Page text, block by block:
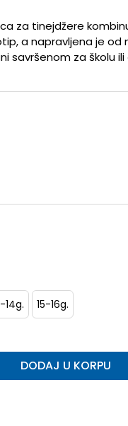
za tinejdžere
a napravljena je
savršenom za školu ili
14g. 15-16g.
DODAJ U KORPU